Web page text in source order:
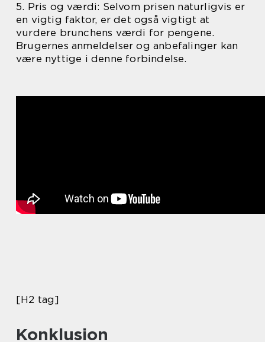
5. Pris og værdi: Selvom prisen naturligvis er
en vigtig faktor, er det også vigtigt at
vurdere brunchens værdi for pengene.
Brugernes anmeldelser og anbefalinger kan
være nyttige i denne forbindelse.
[H2 tag]
Konklusion